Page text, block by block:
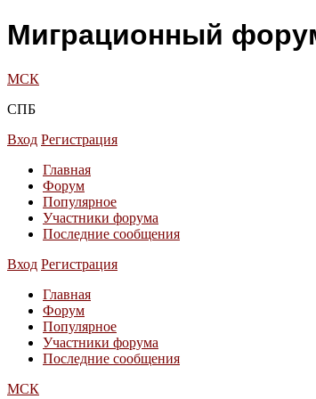
Миграционный
МСК
СПБ
Вход Регистрация
Главная
Форум
Популярное
Участники форума
Последние сообщения
Вход Регистрация
Главная
Форум
Популярное
Участники форума
Последние сообщения
МСК